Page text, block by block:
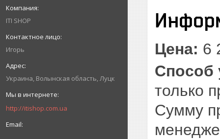
ITI SHOP
Игорь
Украина Волынская область Луцк
http://itishop.com.ua
Цена: 6
Способ
только
Сумму